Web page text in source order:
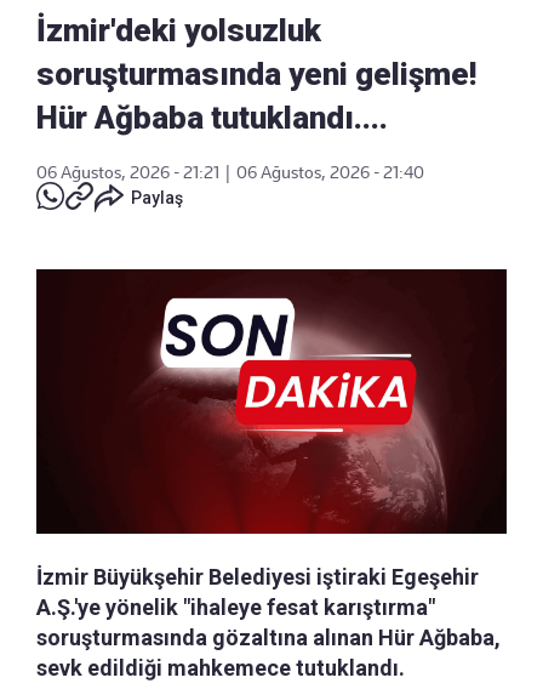
İzmir'deki yolsuzluk
soruşturmasında yeni gelişme!
Hür Ağbaba tutuklandı....
06 Ağustos, 2026 - 21:21 | 06 Ağustos, 2026 - 21:40
Paylaş
İzmir Büyükşehir Belediyesi iştiraki Egeşehir
A.Ş.'ye yönelik "ihaleye fesat karıştırma"
soruşturmasında gözaltına alınan Hür Ağbaba,
sevk edildiği mahkemece tutuklandı.